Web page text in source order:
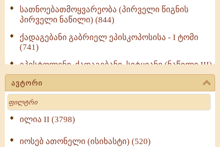
სათნოებათმოყვარეობა (პირველი წიგნის
პირველი ნაწილი) (844)
ქადაგებანი გაბრიელ ეპისკოპოსისა - I ტომი
(741)
ეპისტოლენი, ქადაგებანი, სიტყვანი (ნაწილი III)
(723)
მოძღვრის ძალზე სასარგებლო რჩევები
მრევლისათვის (545)
Wisdomge (514)
ქადაგებანი გაბრიელ ეპისკოპოსისა - II ტომი
ავტორი
Search
ილია II (3798)
იოსებ ათონელი (ისიხასტი) (520)